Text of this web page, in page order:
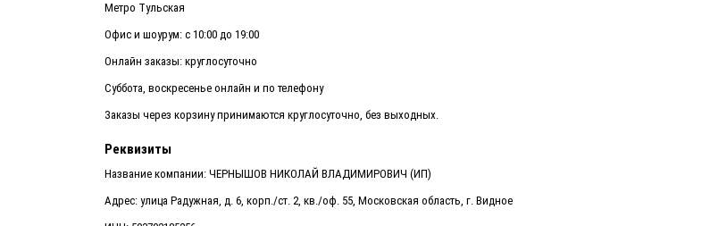
Метро Тульская
Офис и шоурум: с 10:00 до 19:00
Онлайн заказы: круглосуточно
Суббота, воскресенье онлайн и по телефону
Заказы через корзину принимаются круглосуточно, без выходных.
Реквизиты
Название компании: ЧЕРНЫШОВ НИКОЛАЙ ВЛАДИМИРОВИЧ (ИП)
Адрес: улица Радужная, д. 6, корп./ст. 2, кв./оф. 55, Московская область, г. Видное